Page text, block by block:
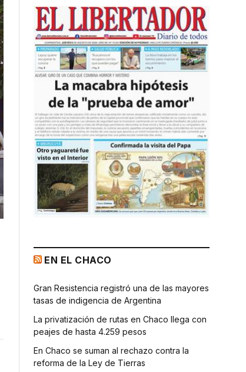
EN EL CHACO
Gran Resistencia registró una de las mayores
tasas de indigencia de Argentina
La privatización de rutas en Chaco llega con
peajes de hasta 4.259 pesos
En Chaco se suman al rechazo contra la
reforma de la Ley de Tierras